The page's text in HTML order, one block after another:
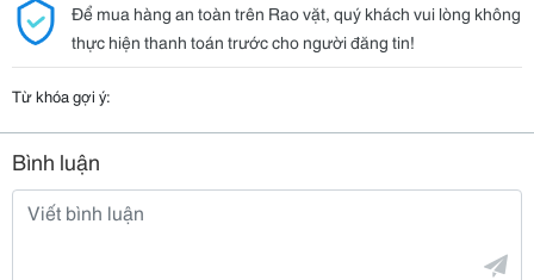
Để mua hàng an toàn trên Rao vặt, quý khách vui lòng không
thực hiện thanh toán trước cho người đăng tin!
Từ khóa gợi ý:
Bình luận